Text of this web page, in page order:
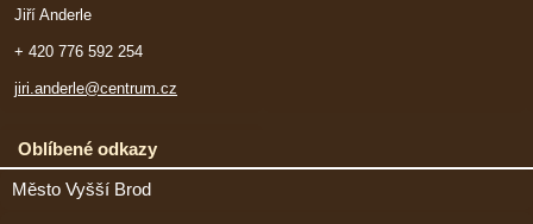
Jiří Anderle
+ 420 776 592 254
jiri.anderle@centrum.cz
Oblíbené odkazy
Město Vyšší Brod